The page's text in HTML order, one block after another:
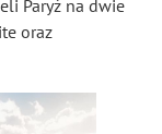
Paryż na dwie
oraz